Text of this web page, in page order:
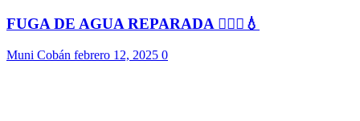
FUGA DE AGUA REPARADA 👷🏻‍♂️💧
Muni Cobán febrero 12, 2025 0